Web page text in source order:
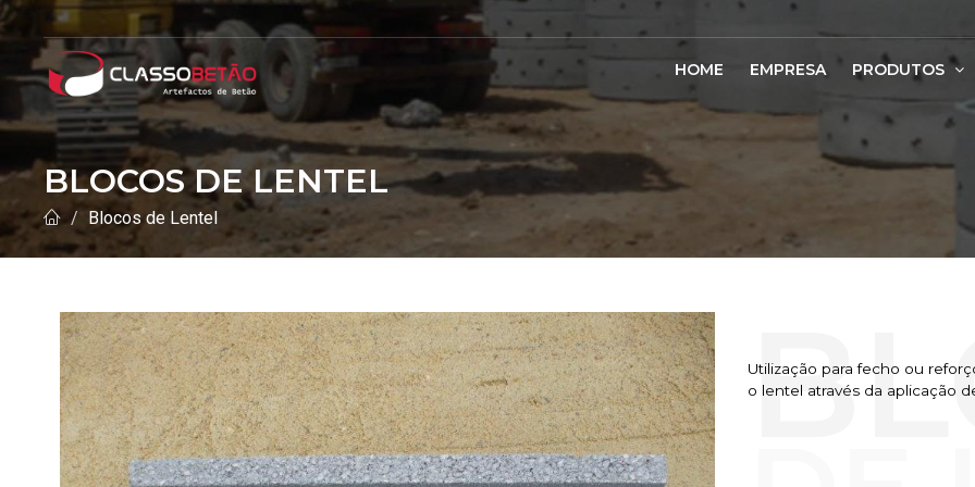
HOME EMPRESA PRODUTOS
BLOCOS DE LENTEL
Blocos de Lentel
Utilização para fecho ou
o lentel através da aplicação